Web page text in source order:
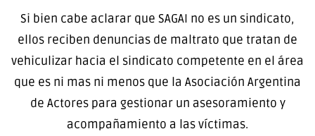
Si bien cabe aclarar que SAGAI no es un sindicato,
ellos reciben denuncias de maltrato que tratan de
vehiculizar hacia el sindicato competente en el área
que es ni mas ni menos que la Asociación Argentina
de Actores para gestionar un asesoramiento y
acompañamiento a las víctimas.